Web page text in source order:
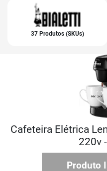
37 Produtos (SKUs)
Cafeteira Elétrica
220v
Produto